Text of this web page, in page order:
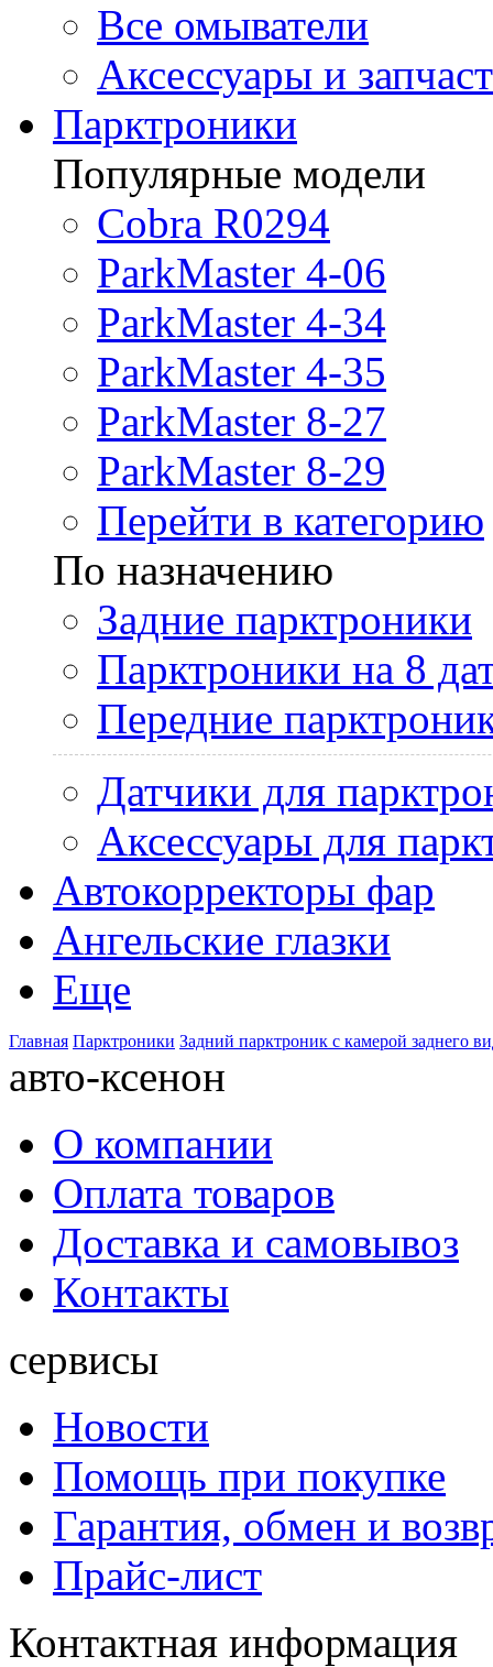
Все омыватели
Аксессуары и
Парктроники
Популярные модели
Cobra R0294
ParkMaster 4-06
ParkMaster 4-34
ParkMaster 4-35
ParkMaster 8-27
ParkMaster 8-29
Перейти в категорию
По назначению
Задние парктроники
Парктроники на 8
Передние
Датчики для
Аксессуары для
Автокорректоры фар
Ангельские глазки
Еще
Главная Парктроники Задний парктроник с камерой заднего
авто-ксенон
О компании
Оплата товаров
Доставка и самовывоз
Контакты
сервисы
Новости
Помощь при покупке
Гарантия, обмен и
Прайс-лист
Контактная информация